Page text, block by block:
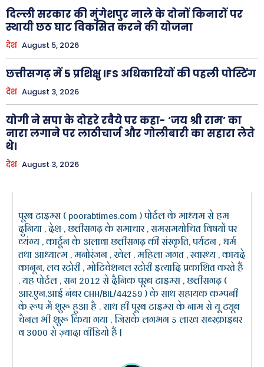
दिल्ली सरकार की मुंगेशपुर नाले के दोनों किनारों पर
स्थायी छठ घाट विकसित करने की योजना
देश August 5, 2026
छत्तीसगढ़ में 5 प्रशिक्षु IFS अधिकारियों की पहली पोस्टिंग
देश August 3, 2026
योगी ने सपा के दोहरे रवैये पर कहा- ‘जय श्री राम’ का
नारा लगाने पर लाठीचार्ज और गोलीबारी का सहारा लेते
थे।
देश August 3, 2026
पूरब टाइम्स ( poorabtimes.com ) पोर्टल के माध्यम से हम
दुनिया , देश , छत्तीसगढ़ के समाचार , समसमयोचित विषयों पर
व्यंग्य , कार्टून के अलावा छत्तीसगढ़ की संस्कृति, पर्यटन , धर्म
तथा आध्यात्म , मनोरंजन , खेल , महिला जगत , स्वास्थ्य , कायदे
कानून, लव स्टोरी , मोटिवेशनल स्टोरी इत्यादि प्रकाशित करते हैं
. यह पोर्टल , सन 2012 से दैनिक पूरब टाइम्स , छत्तीसगढ़ (
आर.एन.आई नंबर CHH/BIL/44259 ) के साथ सहायक कम्पनी
के रूप में शुरू हुआ है . साथ ही पूरब टाइम्स के नाम से यू ट्यूब
चैनल भी शुरू किया गया , जिसके लगभग 5 लाख सब्स्क्राइबर
व 3000 से ज़्यादा वीडियो हैं |